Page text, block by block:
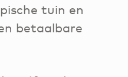
tuin en
betaalbare